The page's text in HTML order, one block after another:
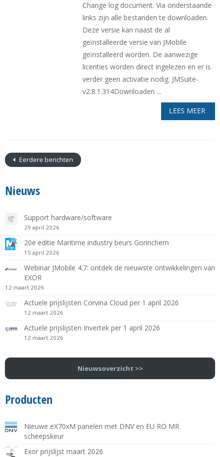
Change log document. Via onderstaande
links zijn alle bestanden te downloaden.
Deze versie kan naast de al
geïnstalleerde versie van JMobile
geïnstalleerd worden. De aanwezige
licenties worden direct ingelezen en er is
verder geen activatie nodig. JMSuite-
v2.8.1.314Downloaden ...
LEES MEER
Eerdere berichten
Nieuws
Support hardware/software
29 april 2026
20e editie Maritime industry beurs Gorinchem
15 april 2026
Webinar JMobile 4.7: ontdek de nieuwste ontwikkelingen van
EXOR
12 maart 2026
Actuele prijslijsten Corvina Cloud per 1 april 2026
12 maart 2026
Actuele prijslijsten Invertek per 1 april 2026
12 maart 2026
Nieuwsoverzicht >>
Producten
Nieuwe eX70xM panelen met DNV en EU RO MR
scheepskeur
Exor prijslijst maart 2026